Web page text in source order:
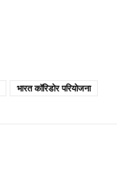
भारत कॉरिडोर परियोजना